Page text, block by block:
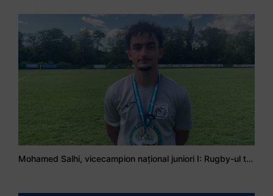
Mohamed Salhi, vicecampion național juniori I: Rugby-ul te învață să accepți și înfrângerile